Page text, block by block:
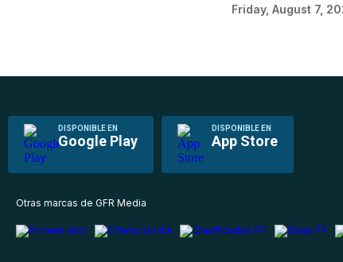
Friday, August 7,
DISPONIBLE EN
Google Play
DISPONIBLE EN
App Store
Otras marcas de GFR Media